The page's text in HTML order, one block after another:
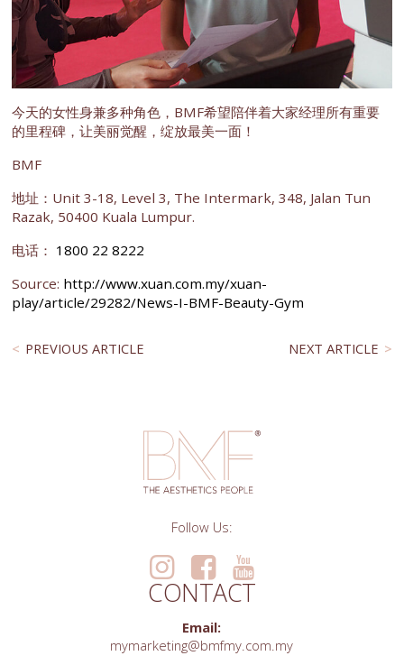
今天的女性身兼多种角色，BMF希望陪伴着大家经理所有重要
的里程碑，让美丽觉醒，绽放最美一面！
BMF
地址：Unit 3-18, Level 3, The Intermark, 348, Jalan Tun
Razak, 50400 Kuala Lumpur.
电话： 1800 22 8222
Source: http://www.xuan.com.my/xuan-
play/article/29282/News-I-BMF-Beauty-Gym
PREVIOUS ARTICLE NEXT ARTICLE
Follow Us:
CONTACT
Email:
mymarketing@bmfmy.com.my